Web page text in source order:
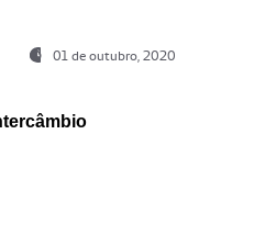
01 de outubro, 2020